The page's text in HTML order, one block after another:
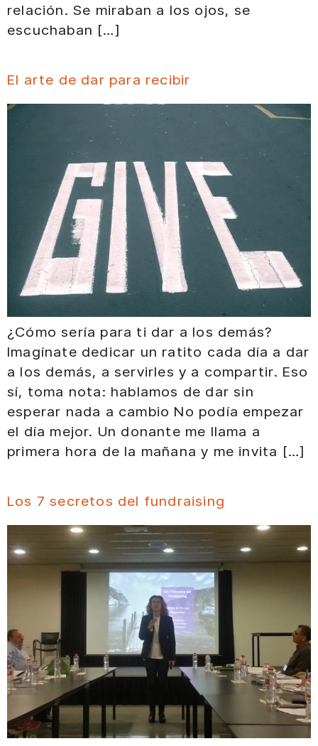
relación. Se miraban a los ojos, se
escuchaban […]
El arte de dar para recibir
¿Cómo sería para ti dar a los demás?
Imagínate dedicar un ratito cada día a dar
a los demás, a servirles y a compartir. Eso
sí, toma nota: hablamos de dar sin
esperar nada a cambio No podía empezar
el día mejor. Un donante me llama a
primera hora de la mañana y me invita […]
Los 7 secretos del fundraising